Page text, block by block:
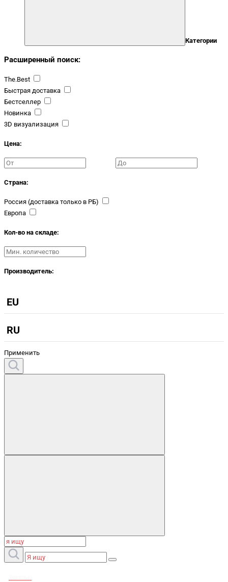
Категории
Расширенный поиск:
The.Best
Быстрая доставка
Бестселлер
Новинка
3D визуализация
Цена:
Страна:
Россия (доставка только в РБ)
Европа
Кол-во на складе:
Производитель:
EU
RU
Применить